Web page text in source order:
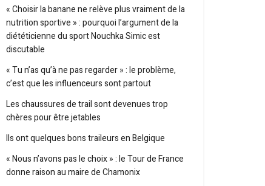
« Choisir la banane ne relève plus vraiment de la
nutrition sportive » : pourquoi l’argument de la
diététicienne du sport Nouchka Simic est
discutable
« Tu n’as qu’à ne pas regarder » : le problème,
c’est que les influenceurs sont partout
Les chaussures de trail sont devenues trop
chères pour être jetables
Ils ont quelques bons traileurs en Belgique
« Nous n’avons pas le choix » : le Tour de France
donne raison au maire de Chamonix